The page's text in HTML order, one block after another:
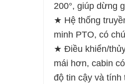
200°, giúp dừng
★ Hệ thống
minh PTO, có
★ Điều khiển/
mái hơn, cabin
độ tin cậy và tính